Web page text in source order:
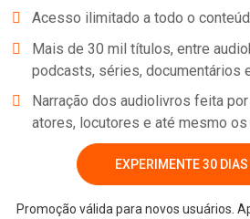
Acesso ilimitado a todo o
Mais de 30 mil títulos, entre
podcasts, séries, documentários
Narração dos audiolivros feita
atores, locutores e até mesmo
EXPERIMENTE 30
Promoção válida para novos usuários.